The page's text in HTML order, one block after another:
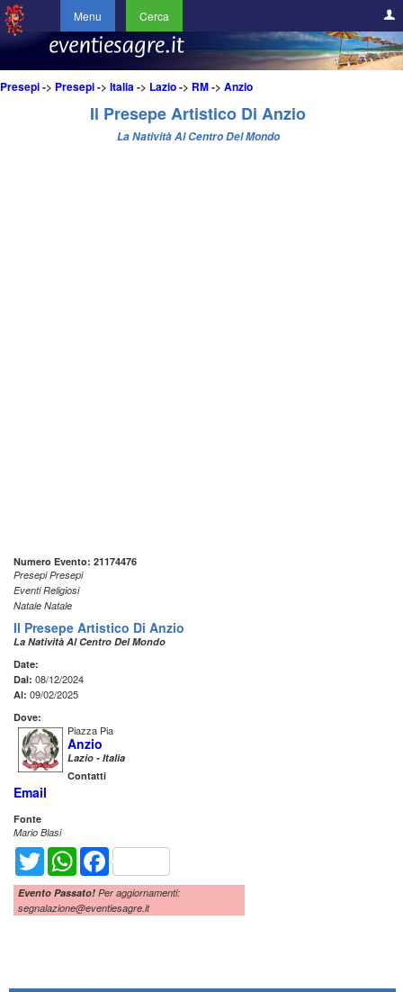
Menu Cerca
Presepi-> Presepi-> Italia-> Lazio-> RM-> Anzio
Il Presepe Artistico Di Anzio
La Natività Al Centro Del Mondo
Numero Evento: 21174476
Presepi Presepi
Eventi Religiosi
Natale Natale
Il Presepe Artistico Di Anzio
La Natività Al Centro Del Mondo
Date:
Dal: 08/12/2024
Al: 09/02/2025
Dove:
Piazza Pia
Anzio
Lazio - Italia
Contatti
Email
Fonte
Mario Blasi
Twitter WhatsAppFacebook
Evento Passato! Per aggiornamenti:
segnalazione@eventiesagre.it